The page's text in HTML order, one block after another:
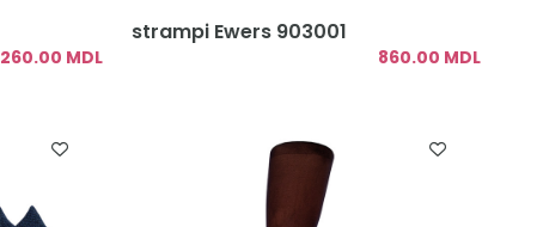
260.00 MDL
strampi Ewers 903001
860.00 MDL